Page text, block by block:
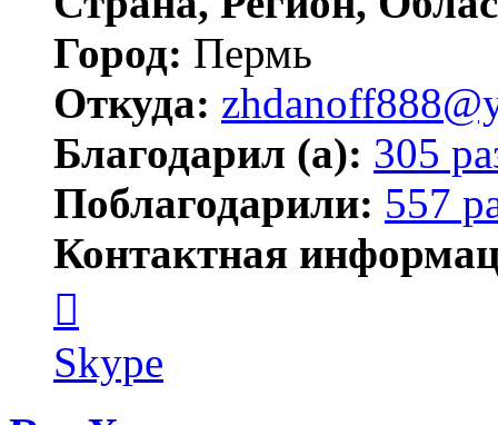
Город: Пермь
Откуда:
Благодарил (а): 305
Поблагодарили: 557
Контактная
пользователя
zhdanoff888
Skype